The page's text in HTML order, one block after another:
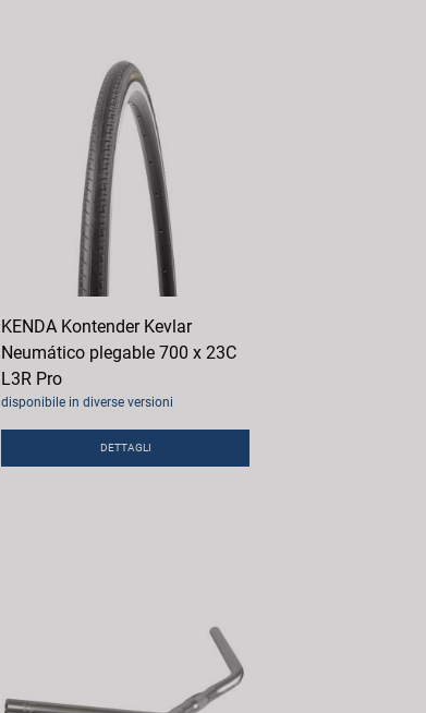
KENDA Kontender Kevlar
Neumático plegable 700 x 23C
L3R Pro
disponibile in diverse versioni
DETTAGLI